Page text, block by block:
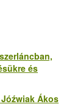
és
Jóźwiak Ákos